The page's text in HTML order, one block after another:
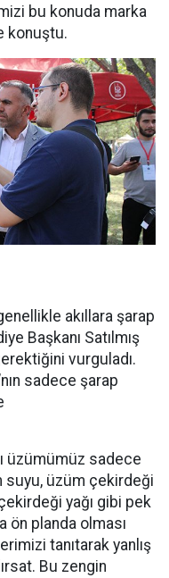
bu konuda marka
konuştu.
akıllara şarap
Başkanı Satılmış
vurguladı.
sadece şarap
üzümümüz sadece
suyu, üzüm çekirdeği
yağı gibi pek
ön planda olması
tanıtarak yanlış
Bu zengin